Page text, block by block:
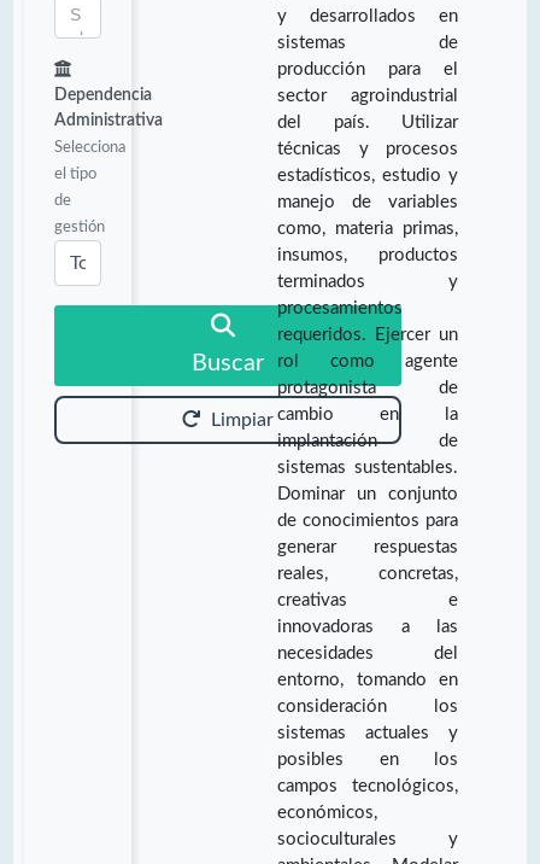
Dependencia
Administrativa
Selecciona
el tipo
de
gestión
Buscar
Limpiar
y desarrollados en
sistemas de
producción para el
sector agroindustrial
del país. Utilizar
técnicas y procesos
estadísticos, estudio y
manejo de variables
como, materia primas,
insumos, productos
terminados y
procesamientos
requeridos. Ejercer un
rol como agente
protagonista de
cambio en la
implantación de
sistemas sustentables.
Dominar un conjunto
de conocimientos para
generar respuestas
reales, concretas,
creativas e
innovadoras a las
necesidades del
entorno, tomando en
consideración los
sistemas actuales y
posibles en los
campos tecnológicos,
económicos,
socioculturales y